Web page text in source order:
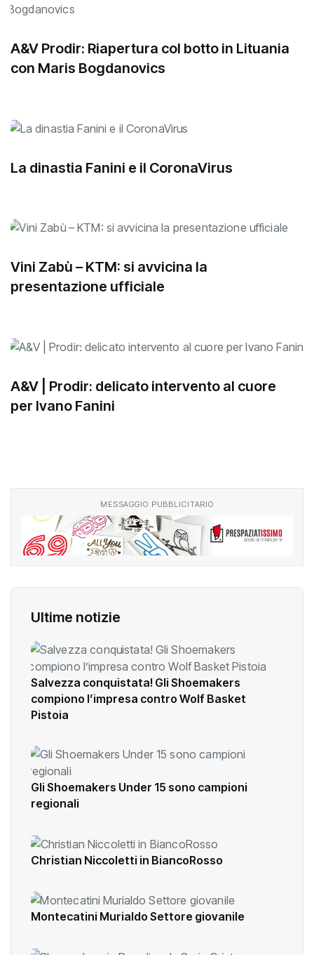
A&V Prodir: Riapertura col botto in Lituania
con Maris Bogdanovics
La dinastia Fanini e il CoronaVirus
Vini Zabù – KTM: si avvicina la
presentazione ufficiale
A&V | Prodir: delicato intervento al cuore
per Ivano Fanini
MESSAGGIO PUBBLICITARIO
Ultime notizie
Salvezza conquistata! Gli Shoemakers
compiono l’impresa contro Wolf Basket
Pistoia
Gli Shoemakers Under 15 sono campioni
regionali
Christian Niccoletti in BiancoRosso
Montecatini Murialdo Settore giovanile